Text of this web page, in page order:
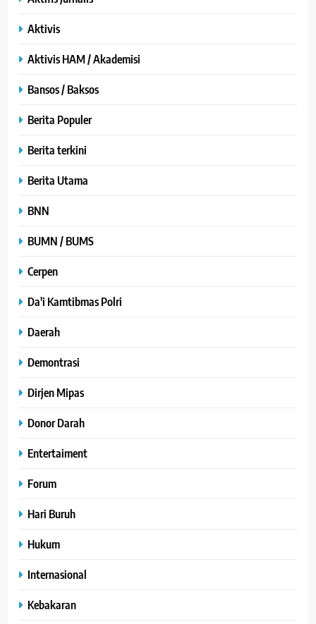
Aktivis
Aktivis HAM / Akademisi
Bansos / Baksos
Berita Populer
Berita terkini
Berita Utama
BNN
BUMN / BUMS
Cerpen
Da'i Kamtibmas Polri
Daerah
Demontrasi
Dirjen Mipas
Donor Darah
Entertaiment
Forum
Hari Buruh
Hukum
Internasional
Kebakaran